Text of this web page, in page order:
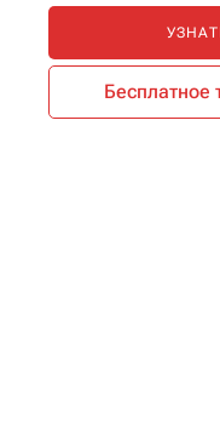
Бесплатное